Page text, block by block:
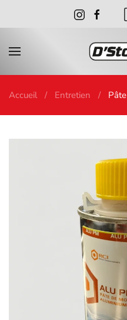
Accueil Entretien